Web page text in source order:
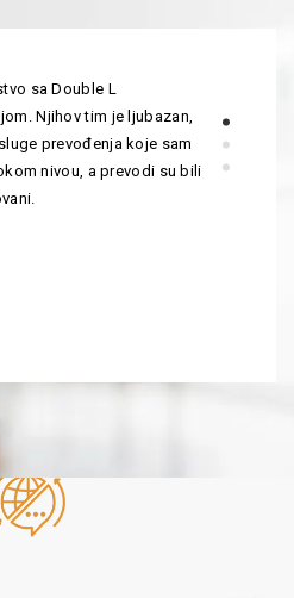
sa Double L
Njihov tim je ljubazan,
prevođenja koje sam
nivou, a prevodi su bili